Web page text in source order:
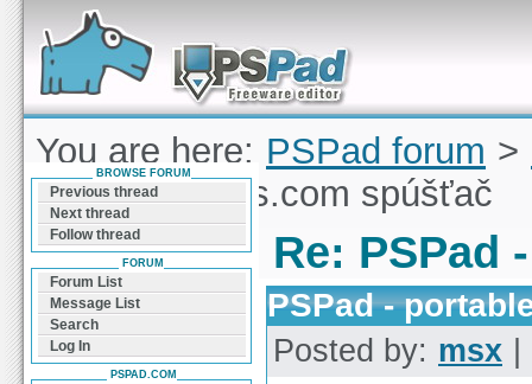
Forum can help you solve problems and quickly
find a solution with PSPad for Microsoft
Windows
You are here: PSPad forum >
- portableapps.com spúšťač
Re: PSPad
PSPad -
Posted by: msx
BROWSE FORUM
Previous thread
Next thread
Follow thread
FORUM
Forum List
Message List
Search
Log In
PSPAD.COM